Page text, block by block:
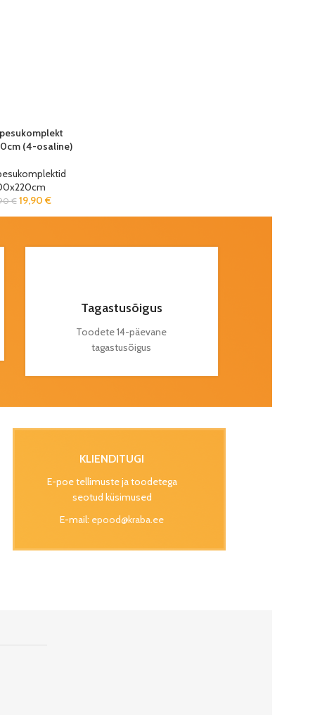
(4-osaline)
€ 19,90 €
Tagastusõigus
Toodete 14-päevane
tagastusõigus
KLIENDITUGI
E-poe tellimuste ja toodetega
seotud küsimused
E-mail: epood@kraba.ee